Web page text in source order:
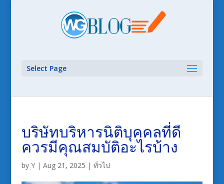
Select Page
บริษัทบริหารนิติบุคคลที่ดี
ควรมีคุณสมบัติอะไรบ้าง
by Y| Aug 21, 2025 | ทั่วไป